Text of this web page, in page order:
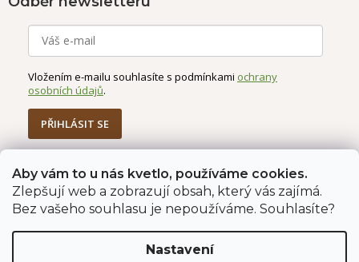
Aby vám to u nás kvetlo, používáme cookies.
Zlepšují web a zobrazují obsah, který vás zajímá.
Bez vašeho souhlasu je nepoužíváme. Souhlasíte?
Nastavení
Vložením e-mailu souhlasíte s podmínkami ochrany
osobních údajů.
PŘIHLÁSIT SE
Jahodárna Brozany Obchodní podmínky
Podmínky ochrany údajů
Vytvořil Shoptet Premium